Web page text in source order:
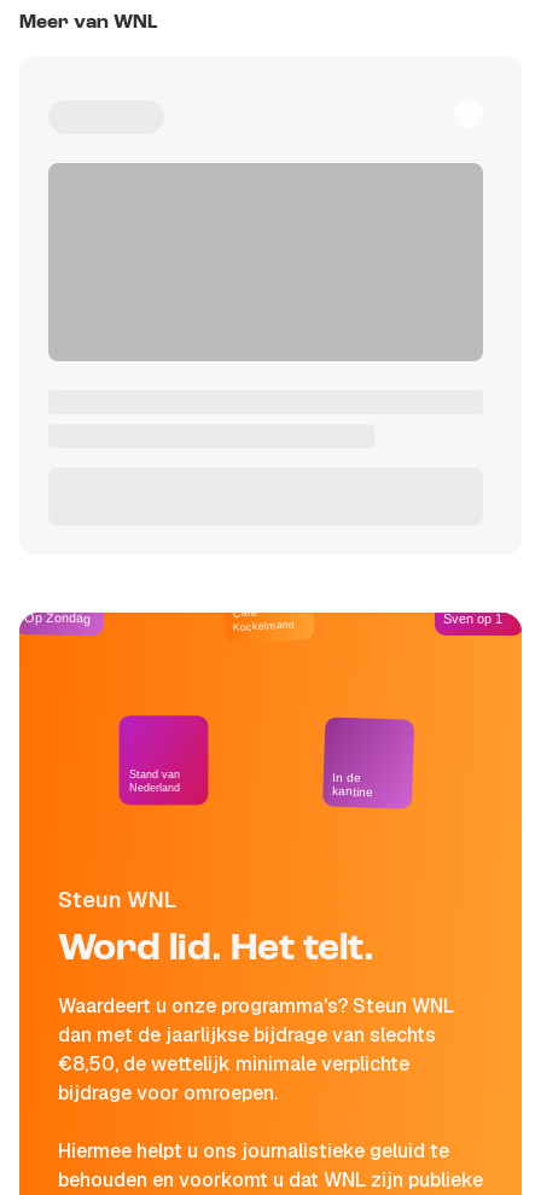
Meer van WNL
Steun WNL
Word lid. Het telt.
Waardeert u onze programma's? Steun WNL
dan met de jaarlijkse bijdrage van slechts
€8,50, de wettelijk minimale verplichte
bijdrage voor omroepen.
Hiermee helpt u ons journalistieke geluid te
behouden en voorkomt u dat WNL zijn publieke
Op Zondag
Stand van
Nederland
Café
Kockelmann
In de
kantine
Sven op 1